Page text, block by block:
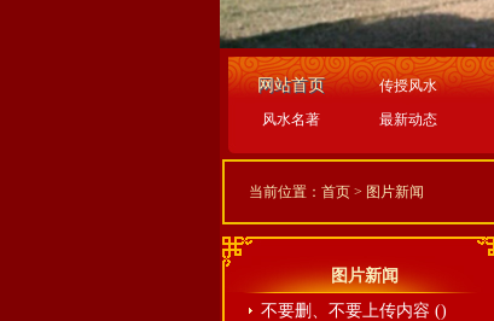
网站首页 传授风水
风水名著
最新动态
当前位置： 首页 > 图片新闻
图片新闻
不要删、不要上传内容 ()